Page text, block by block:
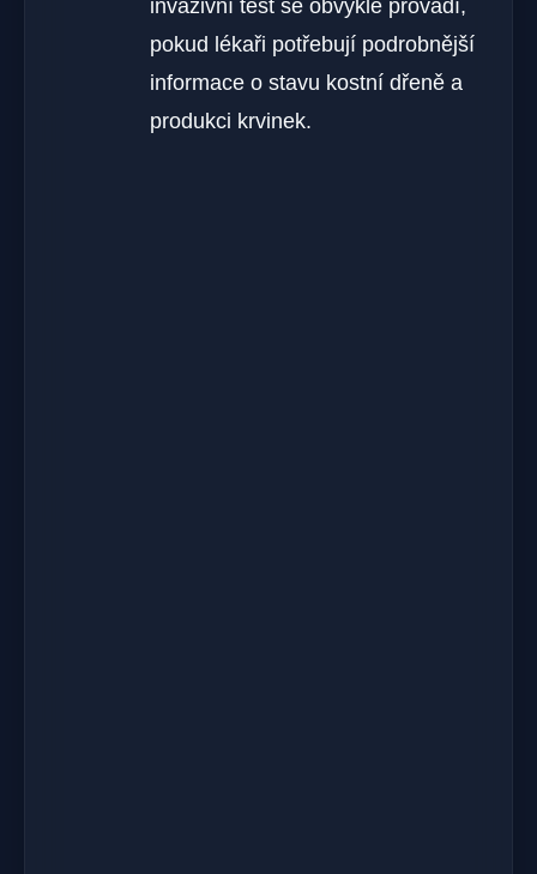
invazivní test se obvykle provádí,
pokud lékaři potřebují podrobnější
informace o stavu kostní dřeně a
produkci krvinek.